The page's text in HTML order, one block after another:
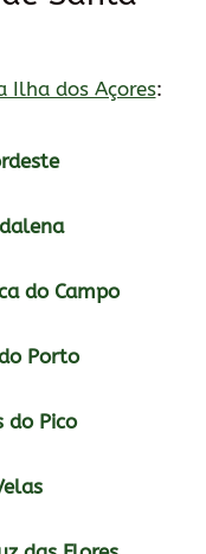
Ilha dos Açores:
do Campo
Porto
do Pico